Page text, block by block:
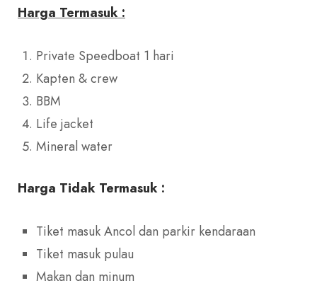
Harga Termasuk :
Private Speedboat 1 hari
Kapten & crew
BBM
Life jacket
Mineral water
Harga Tidak Termasuk :
Tiket masuk Ancol dan parkir kendaraan
Tiket masuk pulau
Makan dan minum